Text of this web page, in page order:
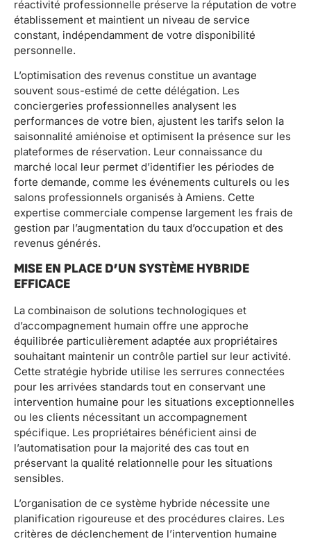
réactivité professionnelle préserve la réputation de votre
établissement et maintient un niveau de service
constant, indépendamment de votre disponibilité
personnelle.
L’optimisation des revenus constitue un avantage
souvent sous-estimé de cette délégation. Les
conciergeries professionnelles analysent les
performances de votre bien, ajustent les tarifs selon la
saisonnalité amiénoise et optimisent la présence sur les
plateformes de réservation. Leur connaissance du
marché local leur permet d’identifier les périodes de
forte demande, comme les événements culturels ou les
salons professionnels organisés à Amiens. Cette
expertise commerciale compense largement les frais de
gestion par l’augmentation du taux d’occupation et des
revenus générés.
MISE EN PLACE D’UN SYSTÈME HYBRIDE
EFFICACE
La combinaison de solutions technologiques et
d’accompagnement humain offre une approche
équilibrée particulièrement adaptée aux propriétaires
souhaitant maintenir un contrôle partiel sur leur activité.
Cette stratégie hybride utilise les serrures connectées
pour les arrivées standards tout en conservant une
intervention humaine pour les situations exceptionnelles
ou les clients nécessitant un accompagnement
spécifique. Les propriétaires bénéficient ainsi de
l’automatisation pour la majorité des cas tout en
préservant la qualité relationnelle pour les situations
sensibles.
L’organisation de ce système hybride nécessite une
planification rigoureuse et des procédures claires. Les
critères de déclenchement de l’intervention humaine